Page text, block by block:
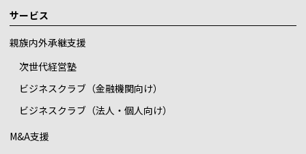
サービス
親族内外承継支援
次世代経営塾
ビジネスクラブ（金融機関向け）
ビジネスクラブ（法人・個人向け）
M&A支援